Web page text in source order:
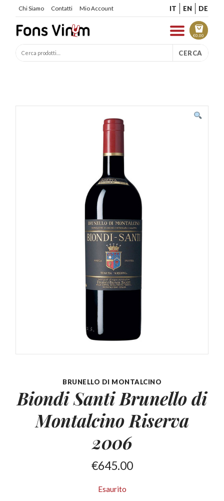
Chi Siamo Contatti Mio Account IT EN DE
€0.00
CERCA
BRUNELLO DI MONTALCINO
Biondi Santi Brunello di
Montalcino Riserva
2006
€645.00
Esaurito